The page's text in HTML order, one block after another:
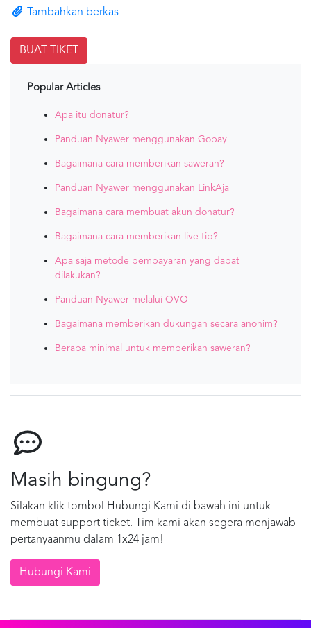
Tambahkan berkas
Popular Articles
Apa itu donatur?
Panduan Nyawer menggunakan Gopay
Bagaimana cara memberikan saweran?
Panduan Nyawer menggunakan LinkAja
Bagaimana cara membuat akun donatur?
Bagaimana cara memberikan live tip?
Apa saja metode pembayaran yang dapat
dilakukan?
Panduan Nyawer melalui OVO
Bagaimana memberikan dukungan secara anonim?
Berapa minimal untuk memberikan saweran?
Masih bingung?
Silakan klik tombol Hubungi Kami di bawah ini untuk
membuat support ticket. Tim kami akan segera menjawab
pertanyaanmu dalam 1x24 jam!
Hubungi Kami